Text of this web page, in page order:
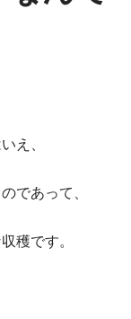
え、
であって、
穫です。